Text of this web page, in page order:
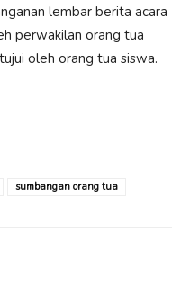
lembar berita acara
perwakilan orang tua
oleh orang tua siswa.
sumbangan orang tua